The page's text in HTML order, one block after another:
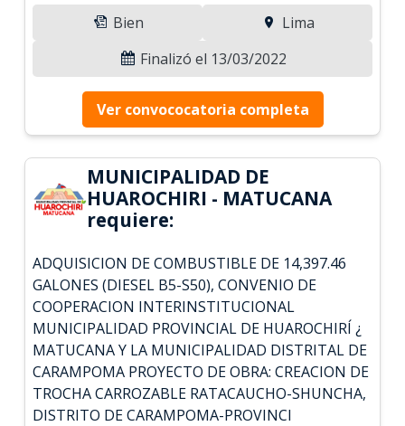
Bien
Lima
Finalizó el 13/03/2022
Ver convococatoria completa
MUNICIPALIDAD DE
HUAROCHIRI - MATUCANA
requiere:
ADQUISICION DE COMBUSTIBLE DE 14,397.46
GALONES (DIESEL B5-S50), CONVENIO DE
COOPERACION INTERINSTITUCIONAL
MUNICIPALIDAD PROVINCIAL DE HUAROCHIRÍ ¿
MATUCANA Y LA MUNICIPALIDAD DISTRITAL DE
CARAMPOMA PROYECTO DE OBRA: CREACION DE
TROCHA CARROZABLE RATACAUCHO-SHUNCHA,
DISTRITO DE CARAMPOMA-PROVINCI